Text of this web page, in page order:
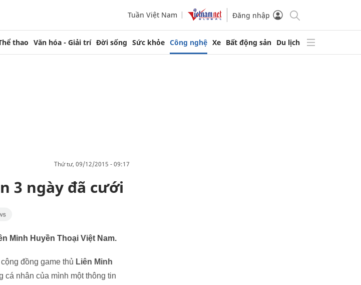
Tuần Việt Nam Đăng nhập
thao Văn hóa - Giải trí Đời sống Sức khỏe Công nghệ Xe Bất động sản Du lịch
thứ tư, 09/12/2015 - 09:17
3 ngày đã cưới
Minh Huyền Thoại Việt Nam.
đồng game thủ Liên Minh
cá nhân của mình một thông tin